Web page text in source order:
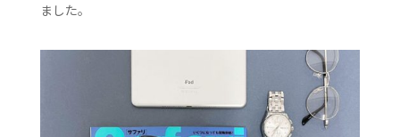
ました。